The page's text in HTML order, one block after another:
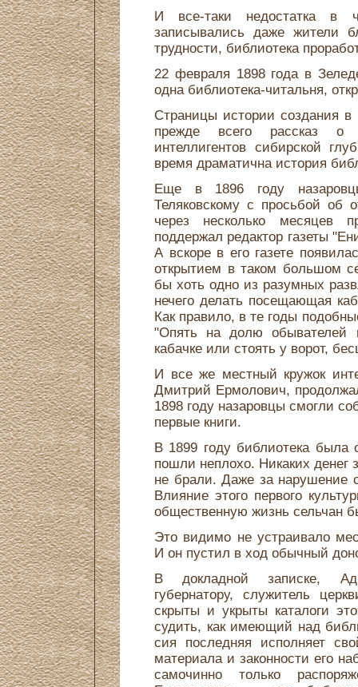
И все-таки недостатка в
записывались даже жители
трудности, библиотека
22 февраля 1898 года в
одна библиотека-читальня,
Страницы истории создания
прежде всего рассказ о
интеллигентов сибирской
время драматична история
Еще в 1896 году
Теляковскому с просьбой об
через несколько месяцев
поддержал редактор газеты
А вскоре в его газете
открытием в таком большом
бы хоть одно из разумных
нечего делать посещающая
Как правило, в те годы
"Опять на долю обывателей
кабачке или стоять у ворот,
И все же местный кружок
Дмитрий Ермолович,
1898 году назаровцы смогли
первые книги.
В 1899 году библиотека была
пошли неплохо. Никаких денег
не брали. Даже за нарушение
Влияние этого первого
общественную жизнь сельчан
Это видимо не устраивало
И он пустил в ход обычный
В докладной записке,
губернатору, служитель
скрыты и укрыты каталоги
судить, как имеющий над
сия последняя исполняет
материала и законности его
самочинно только